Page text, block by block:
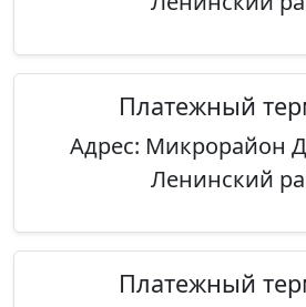
Платежный
Адрес: Микрорайон
Ленинский
Платежный